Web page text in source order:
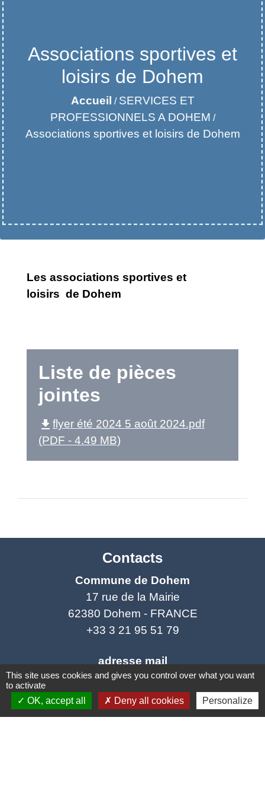
Associations sportives et
loisirs de Dohem
Accueil / SERVICES ET
PROFESSIONNELS A DOHEM /
Associations sportives et loisirs de Dohem
Les associations sportives et
loisirs de Dohem
Liste de pièces
jointes
file_download flyer été 2024 5 août 2024.pdf
(PDF - 4.49 MB)
Contacts
Commune de Dohem
17 rue de la Mairie
62380 Dohem - FRANCE
+33 3 21 95 51 79
adresse mail
secretariat.dohem@outlook.fr
This site uses cookies and gives you control over what you want
to activate
OK, accept all
Deny all cookies Personalize